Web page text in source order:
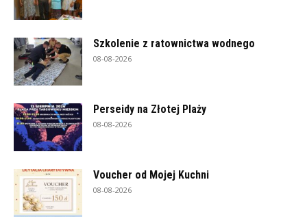
Szkolenie z ratownictwa wodnego
08-08-2026
Perseidy na Złotej Plaży
08-08-2026
Voucher od Mojej Kuchni
08-08-2026